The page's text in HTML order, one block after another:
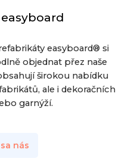
easyboard® si
objednat přez naše
širokou nabídku
ale i dekoračních
garnýží.
nás